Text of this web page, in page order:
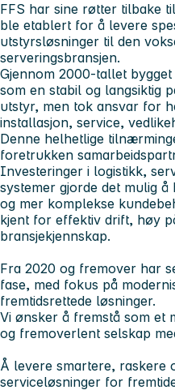
FFS har sine røtter tilbake
ble etablert for å levere
utstyrsløsninger til den
serveringsbransjen.
Gjennom 2000-tallet
som en stabil og langsiktig
utstyr, men tok ansvar for
installasjon, service,
Denne helhetlige
foretrukken
Investeringer i logistikk,
systemer gjorde det mulig
og mer komplekse
kjent for effektiv drift, høy
bransjekjennskap.
Fra 2020 og fremover har
fase, med fokus på
fremtidsrettede løsninger.
Vi ønsker å fremstå som et
og fremoverlent selskap
Å levere smartere, raskere
serviceløsninger for